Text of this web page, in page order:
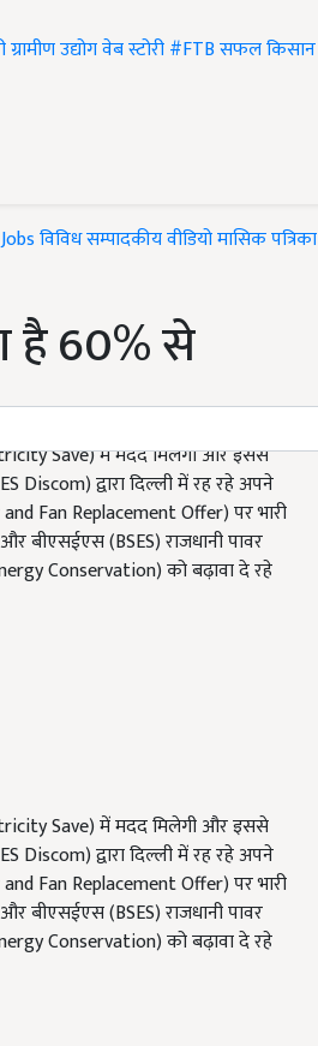
ग्रामीण उद्योगवेब स्टोरी#FTBसफल किसान
Jobsविविधसम्पादकीयवीडियोमासिक पत्रिका
है 60% से
Save) में मदद मिलेगी और इससे
द्वारा दिल्ली में रह रहे अपने
Fan Replacement Offer) पर भारी
बीएसईएस (BSES) राजधानी पावर
Conservation) को बढ़ावा दे रहे
Save) में मदद मिलेगी और इससे
द्वारा दिल्ली में रह रहे अपने
Fan Replacement Offer) पर भारी
बीएसईएस (BSES) राजधानी पावर
Conservation) को बढ़ावा दे रहे